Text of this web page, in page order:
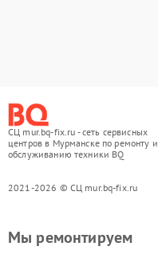
СЦ mur.bq-fix.ru - сеть сервисных
центров в Мурманске по ремонту и
обслуживанию техники BQ
2021-2026 © СЦ mur.bq-fix.ru
Мы ремонтируем